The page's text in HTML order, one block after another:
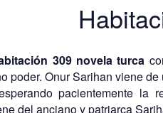
309 novela turca
poder. Onur Sarihan viene
pacientemente la
del anciano y patriarca